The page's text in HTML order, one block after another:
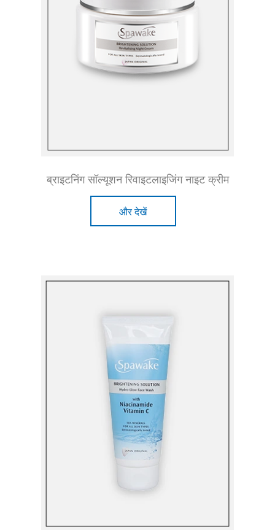
ब्राइटनिंग सॉल्यूशन रिवाइटलाइजिंग नाइट क्रीम
और देखें